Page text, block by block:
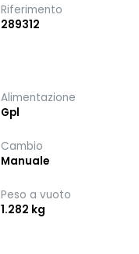
Riferimento
289312
Alimentazione
Gpl
Cambio
Manuale
Peso a vuoto
1.282 kg